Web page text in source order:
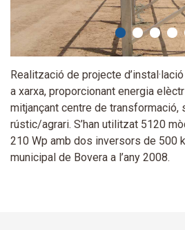
Realització de projecte
a xarxa, proporcionant energia
mitjançant centre de transformació,
rústic/agrari. S’han utilitzat 5120
210 Wp amb dos inversors de 500
municipal de Bovera a l’any 2008.